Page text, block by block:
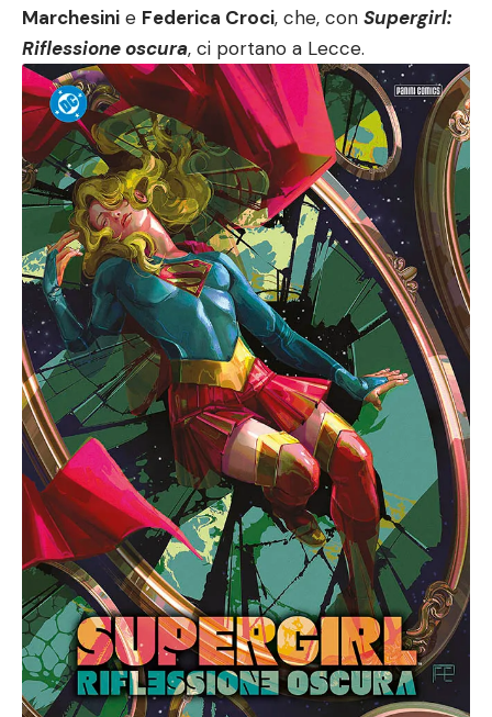
Marchesini e Federica Croci, che, con Supergirl:
Riflessione oscura, ci portano a Lecce.